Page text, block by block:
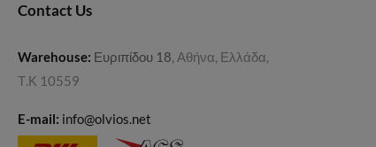
Contact Us
Warehouse: Ευριπίδου 18, Αθήνα, Ελλάδα,
Τ.Κ 10559
E-mail: info@olvios.net